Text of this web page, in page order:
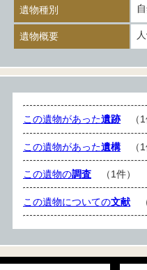
遺物種別
遺物概要
この遺物があった遺跡（1
この遺物があった遺構（1
この遺物の調査 （1件）
この遺物についての文献